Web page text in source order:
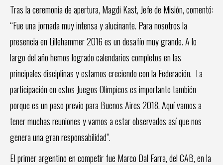
Tras la ceremonia de apertura, Magdi Kast, Jefe de Misión, comentó:
“Fue una jornada muy intensa y alucinante. Para nosotros la
presencia en Lillehammer 2016 es un desafío muy grande. A lo
largo del año hemos logrado calendarios completos en las
principales disciplinas y estamos creciendo con la Federación. La
participación en estos Juegos Olímpicos es importante también
porque es un paso previo para Buenos Aires 2018. Aquí vamos a
tener muchas reuniones y vamos a estar observados así que nos
genera una gran responsabilidad”.
El primer argentino en competir fue Marco Dal Farra, del CAB, en la